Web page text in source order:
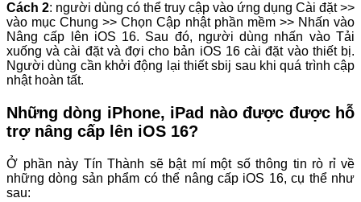
Cách 2: người dùng có thể truy cập vào ứng dụng Cài đặt >>
vào mục Chung >> Chọn Cập nhật phần mềm >> Nhấn vào
Nâng cấp lên iOS 16. Sau đó, người dùng nhấn vào Tải
xuống và cài đặt và đợi cho bản iOS 16 cài đặt vào thiết bị.
Người dùng cần khởi động lại thiết sbij sau khi quá trình cập
nhật hoàn tất.
Những dòng iPhone, iPad nào được được hỗ
trợ nâng cấp lên iOS 16?
Ở phần này Tín Thành sẽ bật mí một số thông tin rò rỉ về
những dòng sản phẩm có thể nâng cấp iOS 16, cụ thể như
sau: